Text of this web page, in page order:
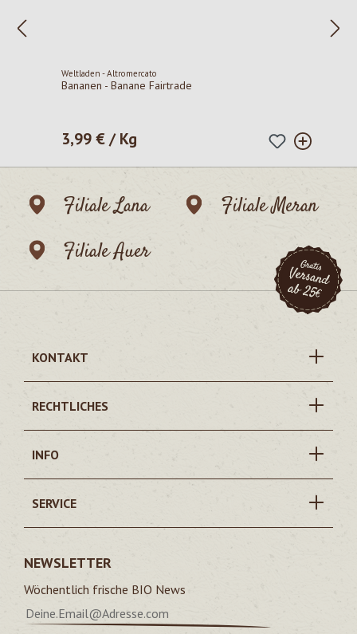
Weltladen - Altromercato
Bananen - Banane Fairtrade
Regulärer Preis:
3,99 € / Kg
Filiale Lana
Filiale Meran
Filiale Auer
KONTAKT
RECHTLICHES
INFO
SERVICE
NEWSLETTER
Wöchentlich frische BIO News